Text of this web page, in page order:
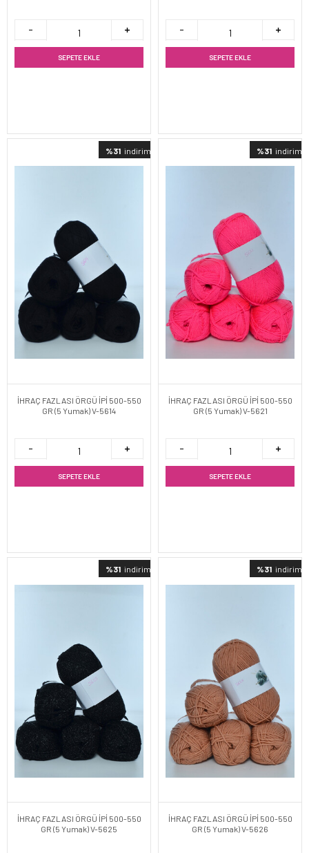
SEPETE EKLE SEPETE EKLE
%31 indirimli
İHRAÇ FAZLASI ÖRGÜ İPİ 500-550
GR (5 Yumak) V-5614
SEPETE EKLE
%31 indirimli
İHRAÇ FAZLASI ÖRGÜ İPİ 500-550
GR (5 Yumak) V-5621
SEPETE EKLE
%31 indirimli
İHRAÇ FAZLASI ÖRGÜ İPİ 500-550
GR (5 Yumak) V-5625
%31 indirimli
İHRAÇ FAZLASI ÖRGÜ İPİ 500-550
GR (5 Yumak) V-5626